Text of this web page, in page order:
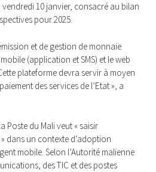
10 janvier, consacré au bilan
pour 2025.
et de gestion de monnaie
(application et SMS) et le web
plateforme devra servir à moyen
des services de l’Etat », a
Poste du Mali veut « saisir
dans un contexte d’adoption
mobile. Selon l’Autorité malienne
des TIC et des postes